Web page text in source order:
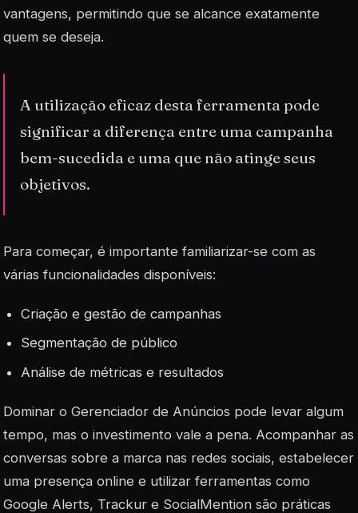
vantagens, permitindo que se alcance exatamente
quem se deseja.
A utilização eficaz desta ferramenta pode
significar a diferença entre uma campanha
bem-sucedida e uma que não atinge seus
objetivos.
Para começar, é importante familiarizar-se com as
várias funcionalidades disponíveis:
Criação e gestão de campanhas
Segmentação de público
Análise de métricas e resultados
Dominar o Gerenciador de Anúncios pode levar algum
tempo, mas o investimento vale a pena. Acompanhar as
conversas sobre a marca nas redes sociais, estabelecer
uma presença online e utilizar ferramentas como
Google Alerts, Trackur e SocialMention são práticas